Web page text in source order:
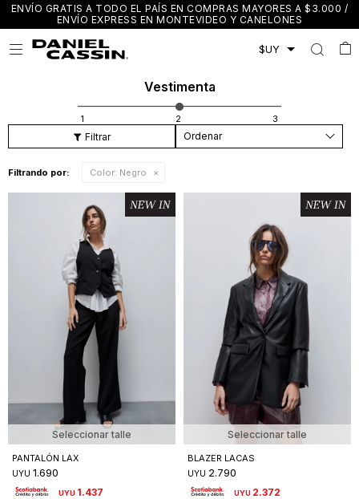
ENVÍO GRATIS A TODO EL PAÍS EN COMPRAS MAYORES A $3.000 /
ENVÍO EXPRESS EN MONTEVIDEO Y CANELONES

Vestimenta
Recomendados
Filtrando por: Color: Negro
Seleccionar talle
PANTALÓN LAX
UYU 1.690
UYU 1.437
Seleccionar talle
BLAZER LACAS
UYU 2.790
UYU 2.372